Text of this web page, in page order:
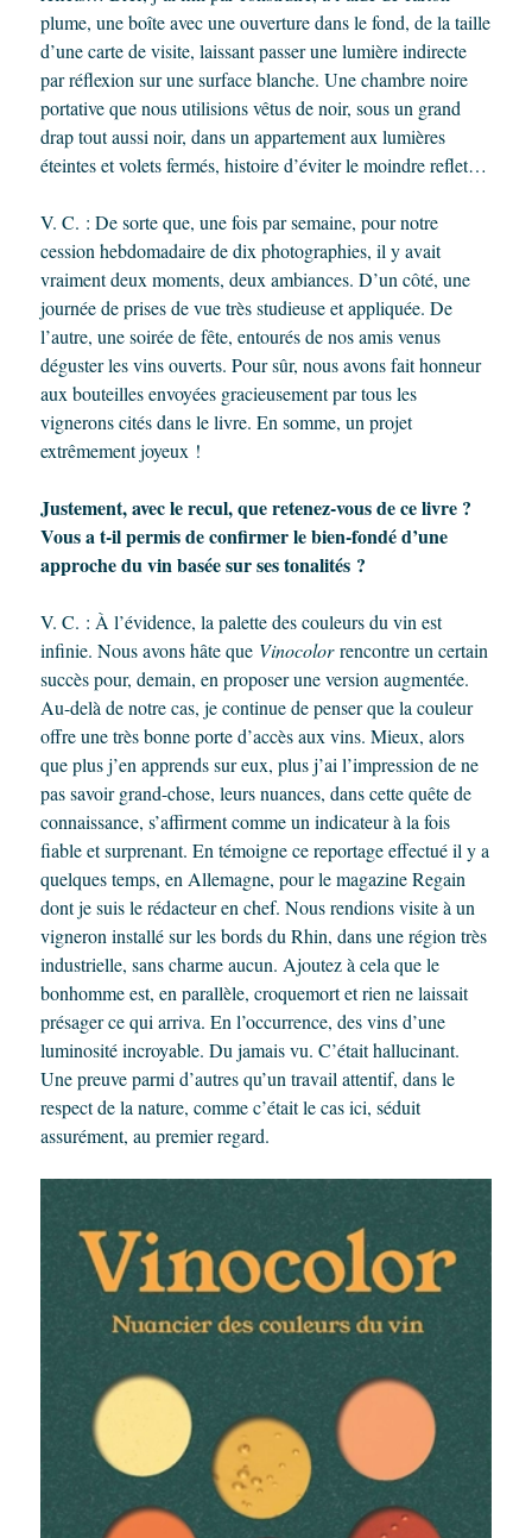
plume, une boîte avec une ouverture dans le fond, de la taille
d’une carte de visite, laissant passer une lumière indirecte
par réflexion sur une surface blanche. Une chambre noire
portative que nous utilisions vêtus de noir, sous un grand
drap tout aussi noir, dans un appartement aux lumières
éteintes et volets fermés, histoire d’éviter le moindre reflet…
V. C. : De sorte que, une fois par semaine, pour notre
cession hebdomadaire de dix photographies, il y avait
vraiment deux moments, deux ambiances. D’un côté, une
journée de prises de vue très studieuse et appliquée. De
l’autre, une soirée de fête, entourés de nos amis venus
déguster les vins ouverts. Pour sûr, nous avons fait honneur
aux bouteilles envoyées gracieusement par tous les
vignerons cités dans le livre. En somme, un projet
extrêmement joyeux !
Justement, avec le recul, que retenez-vous de ce livre ?
Vous a t-il permis de confirmer le bien-fondé d’une
approche du vin basée sur ses tonalités ?
V. C. : À l’évidence, la palette des couleurs du vin est
infinie. Nous avons hâte que Vinocolorrencontre un certain
succès pour, demain, en proposer une version augmentée.
Au-delà de notre cas, je continue de penser que la couleur
offre une très bonne porte d’accès aux vins. Mieux, alors
que plus j’en apprends sur eux, plus j’ai l’impression de ne
pas savoir grand-chose, leurs nuances, dans cette quête de
connaissance, s’affirment comme un indicateur à la fois
fiable et surprenant. En témoigne ce reportage effectué il y a
quelques temps, en Allemagne, pour le magazine Regain
dont je suis le rédacteur en chef. Nous rendions visite à un
vigneron installé sur les bords du Rhin, dans une région très
industrielle, sans charme aucun. Ajoutez à cela que le
bonhomme est, en parallèle, croquemort et rien ne laissait
présager ce qui arriva. En l’occurrence, des vins d’une
luminosité incroyable. Du jamais vu. C’était hallucinant.
Une preuve parmi d’autres qu’un travail attentif, dans le
respect de la nature, comme c’était le cas ici, séduit
assurément, au premier regard.